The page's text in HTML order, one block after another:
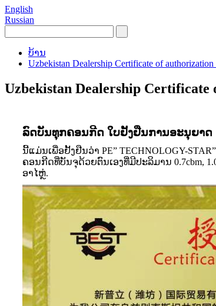
English
Russian
ບ້ານ
Uzbekistan Dealership Certificate of authorization
Uzbekistan Dealership Certificate
ລົດບັນທຸກຄອນກີດ ໃບຢັ້ງຢືນການອະນຸຍາດ
ນີ້ແມ່ນເພື່ອຢັ້ງຢືນວ່າ PE” TECHNOLOGY-
ຄອນກີດທີ່ບັນຈຸດ້ວຍຕົນເອງທີ່ມີປະລິມານ 0.7cbm,
ອາໄຫຼ່.